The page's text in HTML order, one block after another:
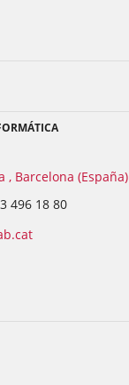
, Barcelona (España)
496 18 80